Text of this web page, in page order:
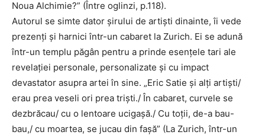
Noua Alchimie?” (Între oglinzi, p.118).
Autorul se simte dator șirului de artiști dinainte, îi vede
prezenți și harnici într-un cabaret la Zurich. Ei se adună
într-un templu păgân pentru a prinde esențele tari ale
revelației personale, personalizate și cu impact
devastator asupra artei în sine. „Eric Satie și alți artiști/
erau prea veseli ori prea triști./ În cabaret, curvele se
dezbrăcau/ cu o lentoare ucigașă./ Cu toții, de-a bau-
bau,/ cu moartea, se jucau din fașă” (La Zurich, într-un